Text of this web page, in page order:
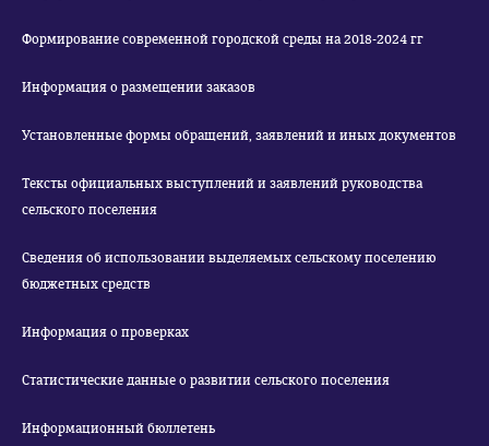
Формирование современной городской среды на 2018-2024 гг
Информация о размещении заказов
Установленные формы обращений, заявлений и иных документов
Тексты официальных выступлений и заявлений руководства
сельского поселения
Сведения об использовании выделяемых сельскому поселению
бюджетных средств
Информация о проверках
Статистические данные о развитии сельского поселения
Информационный бюллетень